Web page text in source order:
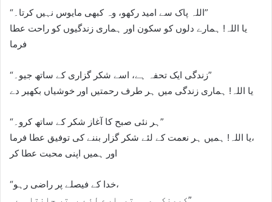
“اللہ پاک سے امید رکھو، وہ کبھی مایوس نہیں کرتا۔”
یا اللہ! ہمارے دلوں کو سکون اور ہماری زندگیوں کو راحت عطا
فرما
“زندگی ایک تحفہ ہے، اسے شکر گزاری کے ساتھ جیو۔”
یا اللہ! ہماری زندگی میں ہر طرف رحمتیں اور خوشیاں بکھیر دے
“ہر نئی صبح کا آغاز شکر کے ساتھ کرو۔”
یا اللہ! ہمیں ہر نعمت کے لئے شکر گزار بننے کی توفیق عطا فرما،
اور ہمیں اپنی محبت عطا کر
“خدا کے فیصلے پر راضی رہو،
کیونکہ وہی تمہارے لئے بہتر جانتا ہے۔”